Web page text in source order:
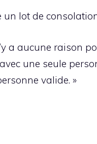
un lot de
a aucune raison
une seule
valide. »